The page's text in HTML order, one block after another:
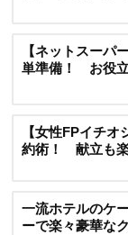
【ネットスーパ
単準備！ お役
【女性FPイチ
約術！ 献立も
一流ホテルのケ
ーで楽々豪華な